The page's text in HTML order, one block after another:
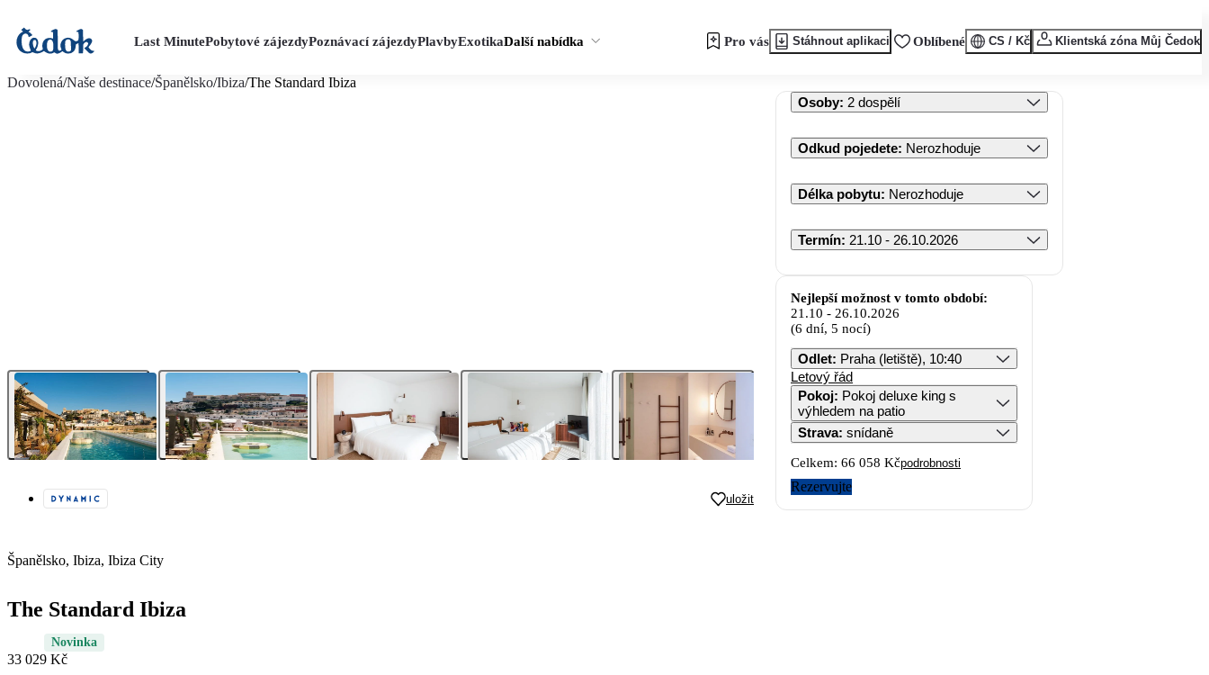
Last MinutePobytové zájezdyPoznávací zájezdyPlavbyExotikaDalší nabídka Pro vás Stáhnout aplikaci Oblíbené CS / Kč Klientská zóna Můj Čedok
Dovolená/Naše destinace/Španělsko/Ibiza/The Standard Ibiza
uložit
Španělsko, Ibiza, Ibiza City
The Standard Ibiza
Novinka
33 029 Kč
Osoby: 2 dospělí
Odkud pojedete: Nerozhoduje
Délka pobytu: Nerozhoduje
Termín: 21.10 - 26.10.2026
Nejlepší možnost v tomto období:
21.10 - 26.10.2026
(6 dní, 5 nocí)
Odlet: Praha (letiště), 10:40
Letový řád
Pokoj: Pokoj deluxe king s
výhledem na patio
Strava: snídaně
Celkem: 66 058 Kčpodrobnosti
Rezervujte